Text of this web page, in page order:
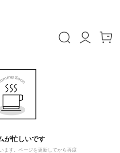
が忙しいです
ます。ページを更新してから再度